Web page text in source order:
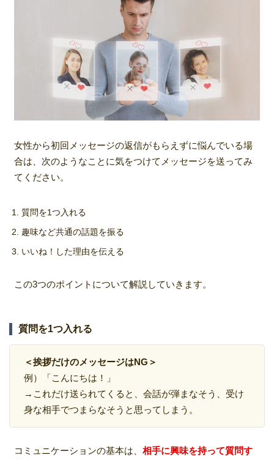
女性から初回メッセージの返信がもらえずに悩んでいる場
合は、次のようなことに気をつけてメッセージを送ってみ
てください。
質問を1つ入れる
趣味など共通の話題を振る
いいね！した理由を伝える
この3つのポイントについて解説していきます。
質問を1つ入れる
＜挨拶だけのメッセージはNG＞
例）「こんにちは！」
→これだけ送られてくると、会話が弾まなそう、受け
身な相手でつまらなそうと思ってしまう。
コミュニケーションの基本は、 相手に興味を持って質問す